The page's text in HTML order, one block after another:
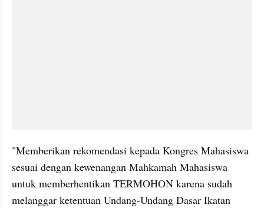
"Memberikan rekomendasi kepada Kongres Mahasiswa
sesuai dengan kewenangan Mahkamah Mahasiswa
untuk memberhentikan TERMOHON karena sudah
melanggar ketentuan Undang-Undang Dasar Ikatan